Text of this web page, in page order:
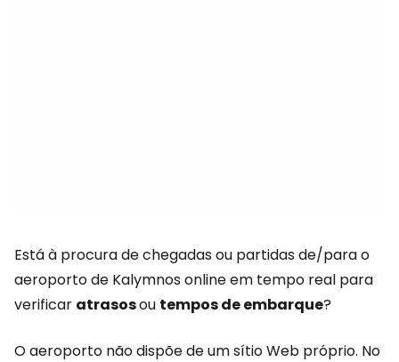
Está à procura de chegadas ou partidas de/para o
aeroporto de Kalymnos online em tempo real para
verificar atrasosou tempos de embarque?
O aeroporto não dispõe de um sítio Web próprio. No